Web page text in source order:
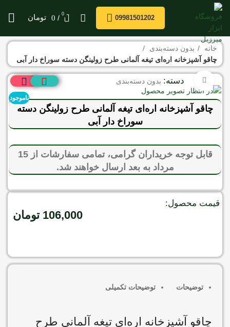
09981501202
0
/
0 تومان
خانه
بدون دسته‌بندی
چاقو آشپزخانه اره‌ای تیغه آلمانی طرح زولینگن دسته سوراخ دار آبی
دسته: بدون دسته‌بندی
ناموجود
برای بزرگنمایی کلیک کنید
چاقو آشپزخانه اره‌ای تیغه آلمانی طرح زولینگن دسته
سوراخ دار آبی
قابل توجه خریداران گرامی، تمامی سفارشات از 15
مرداد به بعد ارسال خواهند شد.
قیمت محصول:
106,000 تومان
توضیحات توضیحات تکمیلی
چاقو آشپزخانه اره‌ای تیغه آلمانی طرح